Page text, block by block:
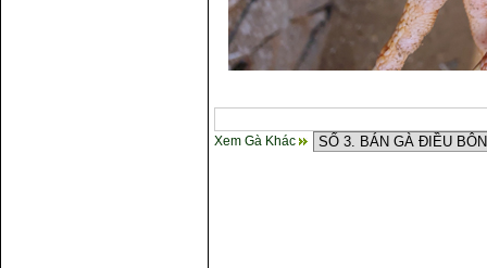
Xem Gà Khác